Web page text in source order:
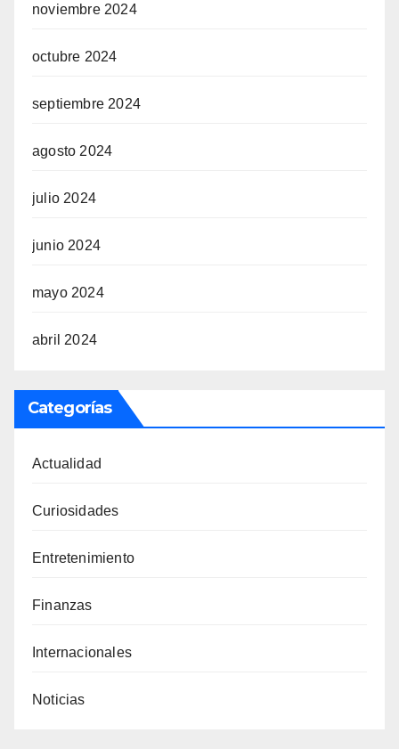
noviembre 2024
octubre 2024
septiembre 2024
agosto 2024
julio 2024
junio 2024
mayo 2024
abril 2024
Categorías
Actualidad
Curiosidades
Entretenimiento
Finanzas
Internacionales
Noticias